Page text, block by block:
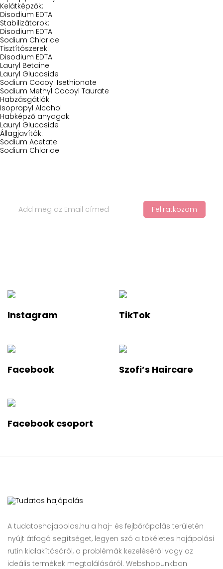
Kelátképzők:
Disodium EDTA
Stabilizátorok:
Disodium EDTA
Sodium Chloride
Tisztítószerek:
Disodium EDTA
Lauryl Betaine
Lauryl Glucoside
Sodium Cocoyl Isethionate
Sodium Methyl Cocoyl Taurate
Habzásgátlók:
Isopropyl Alcohol
Habképző anyagok:
Lauryl Glucoside
Állagjavítók:
Sodium Acetate
Sodium Chloride
Feliratkozom
Instagram TikTok
Facebook Szofi’s Haircare
Facebook csoport
A tudatoshajapolas.hu a haj- és fejbőrápolás területén
nyújt átfogó segítséget, legyen szó a tökéletes hajápolási
rutin kialakításáról, a problémák kezeléséről vagy az
ideális termékek megtalálásáról. Webshopunkban